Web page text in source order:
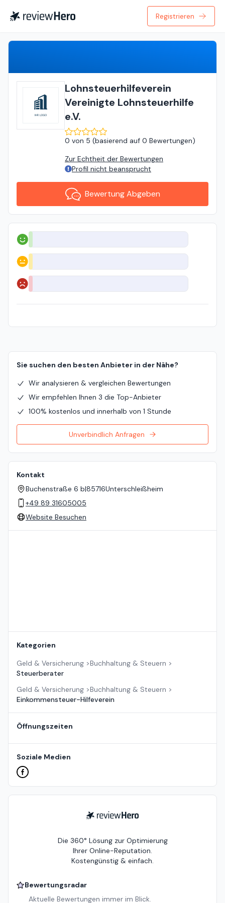
Registrieren
Lohnsteuerhilfeverein
Vereinigte Lohnsteuerhilfe
e.V.
0 von 5 (basierend auf 0 Bewertungen)
Zur Echtheit der Bewertungen
Profil nicht beansprucht
Bewertung Abgeben
Positiv
Neutral
Negativ
Sie suchen den besten Anbieter in der Nähe?
Wir analysieren & vergleichen Bewertungen
Wir empfehlen Ihnen 3 die Top-Anbieter
100% kostenlos und innerhalb von 1 Stunde
Unverbindlich Anfragen
Kontakt
Buchenstraße 6 b|85716Unterschleißheim
+49 89 31605005
Website Besuchen
Kategorien
Geld & Versicherung >Buchhaltung & Steuern >
Steuerberater
Geld & Versicherung >Buchhaltung & Steuern >
Einkommensteuer-Hilfeverein
Öffnungszeiten
Soziale Medien
ReviewHero
Die 360° Lösung zur Optimierung
Ihrer Online-Reputation.
Kostengünstig & einfach.
Bewertungsradar
Aktuelle Bewertungen immer im Blick.